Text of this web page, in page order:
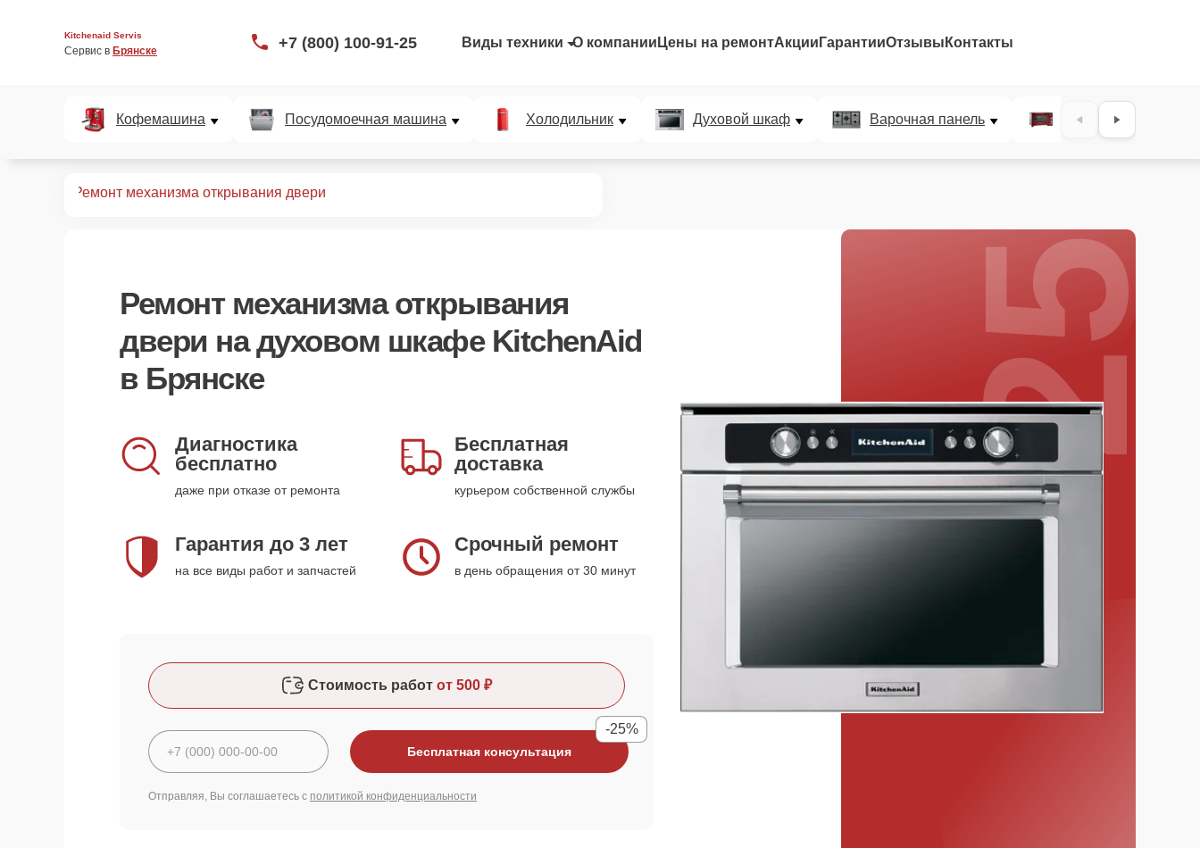
Kitchenaid Servis
Сервис в Брянске +7 (800) 100-91-25 Виды техники О компании Цены на ремонтАкции ГарантииОтзывы Контакты
Кофемашина Посудомоечная машина Холодильник Духовой шкаф Варочная панель Микроволновая
Ремонт механизма открывания двери
Ремонт механизма открывания
двери на духовом шкафе KitchenAid
в Брянске
Диагностика
бесплатно
даже при отказе от ремонта
Бесплатная
доставка
курьером собственной службы
Гарантия до 3 лет
на все виды работ и запчастей
Срочный ремонт
в день обращения от 30 минут
Стоимость работ от 500 ₽
Бесплатная консультация
-25%
Отправляя, Вы соглашаетесь с политикой конфиденциальности
25%